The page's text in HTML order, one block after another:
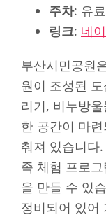
주차: 유료
링크: 네
부산시민공원
원이 조성된
리기, 비누방
한 공간이 마
춰져 있습니다
족 체험 프로
을 만들 수 있
정비되어 있어